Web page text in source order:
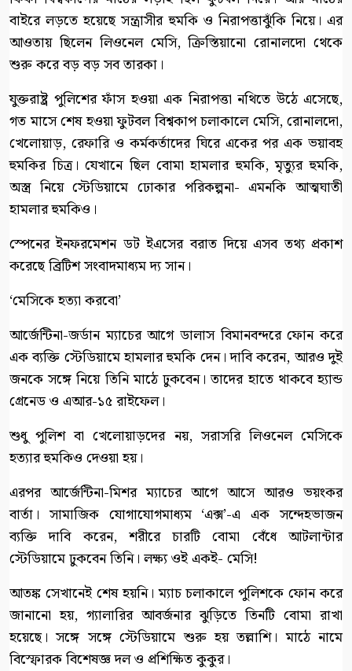
বাইরে লড়তে হয়েছে সন্ত্রাসীর হুমকি ও নিরাপত্তাঝুঁকি নিয়ে। এর
আওতায় ছিলেন লিওনেল মেসি, ক্রিস্তিয়ানো রোনালদো থেকে
শুরু করে বড় বড় সব তারকা।
যুক্তরাষ্ট্র পুলিশের ফাঁস হওয়া এক নিরাপত্তা নথিতে উঠে এসেছে,
গত মাসে শেষ হওয়া ফুটবল বিশ্বকাপ চলাকালে মেসি, রোনালদো,
খেলোয়াড়, রেফারি ও কর্মকর্তাদের ঘিরে একের পর এক ভয়াবহ
হুমকির চিত্র। যেখানে ছিল বোমা হামলার হুমকি, মৃত্যুর হুমকি,
অস্ত্র নিয়ে স্টেডিয়ামে ঢোকার পরিকল্পনা- এমনকি আত্মঘাতী
হামলার হুমকিও।
স্পেনের ইনফরমেশন ডট ইএসের বরাত দিয়ে এসব তথ্য প্রকাশ
করেছে ব্রিটিশ সংবাদমাধ্যম দ্য সান।
‘মেসিকে হত্যা করবো’
আর্জেন্টিনা-জর্ডান ম্যাচের আগে ডালাস বিমানবন্দরে ফোন করে
এক ব্যক্তি স্টেডিয়ামে হামলার হুমকি দেন। দাবি করেন, আরও দুই
জনকে সঙ্গে নিয়ে তিনি মাঠে ঢুকবেন। তাদের হাতে থাকবে হ্যান্ড
গ্রেনেড ও এআর-১৫ রাইফেল।
শুধু পুলিশ বা খেলোয়াড়দের নয়, সরাসরি লিওনেল মেসিকে
হত্যার হুমকিও দেওয়া হয়।
এরপর আর্জেন্টিনা-মিশর ম্যাচের আগে আসে আরও ভয়ংকর
বার্তা। সামাজিক যোগাযোগমাধ্যম ‘এক্স’-এ এক সন্দেহভাজন
ব্যক্তি দাবি করেন, শরীরে চারটি বোমা বেঁধে আটলান্টার
স্টেডিয়ামে ঢুকবেন তিনি। লক্ষ্য ওই একই- মেসি!
আতঙ্ক সেখানেই শেষ হয়নি। ম্যাচ চলাকালে পুলিশকে ফোন করে
জানানো হয়, গ্যালারির আবর্জনার ঝুড়িতে তিনটি বোমা রাখা
হয়েছে। সঙ্গে সঙ্গে স্টেডিয়ামে শুরু হয় তল্লাশি। মাঠে নামে
বিস্ফোরক বিশেষজ্ঞ দল ও প্রশিক্ষিত কুকুর।